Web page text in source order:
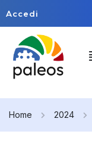
Accedi
Home 2024